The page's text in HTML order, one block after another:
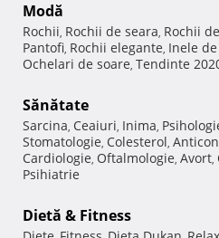
Modă
Rochii, Rochii de seara, Rochii
Pantofi, Rochii elegante, Inele
Ochelari de soare, Tendinte
Sănătate
Sarcina, Ceaiuri, Inima,
Stomatologie, Colesterol,
Cardiologie, Oftalmologie, Avort,
Psihiatrie
Dietă & Fitness